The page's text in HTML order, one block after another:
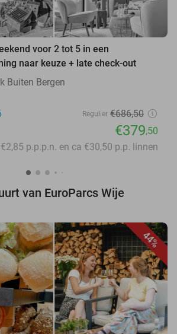
voor 2 tot 5 in een
naar keuze + late check-out
Buiten Bergen
Regulier €686,50
€379,50
p.p.p.n. en ca €30,50 p.p. linnen
van EuroParcs Wije
44%